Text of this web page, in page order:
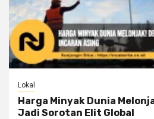
Lokal
Harga Minyak Dunia
Jadi Sorotan Elit Global